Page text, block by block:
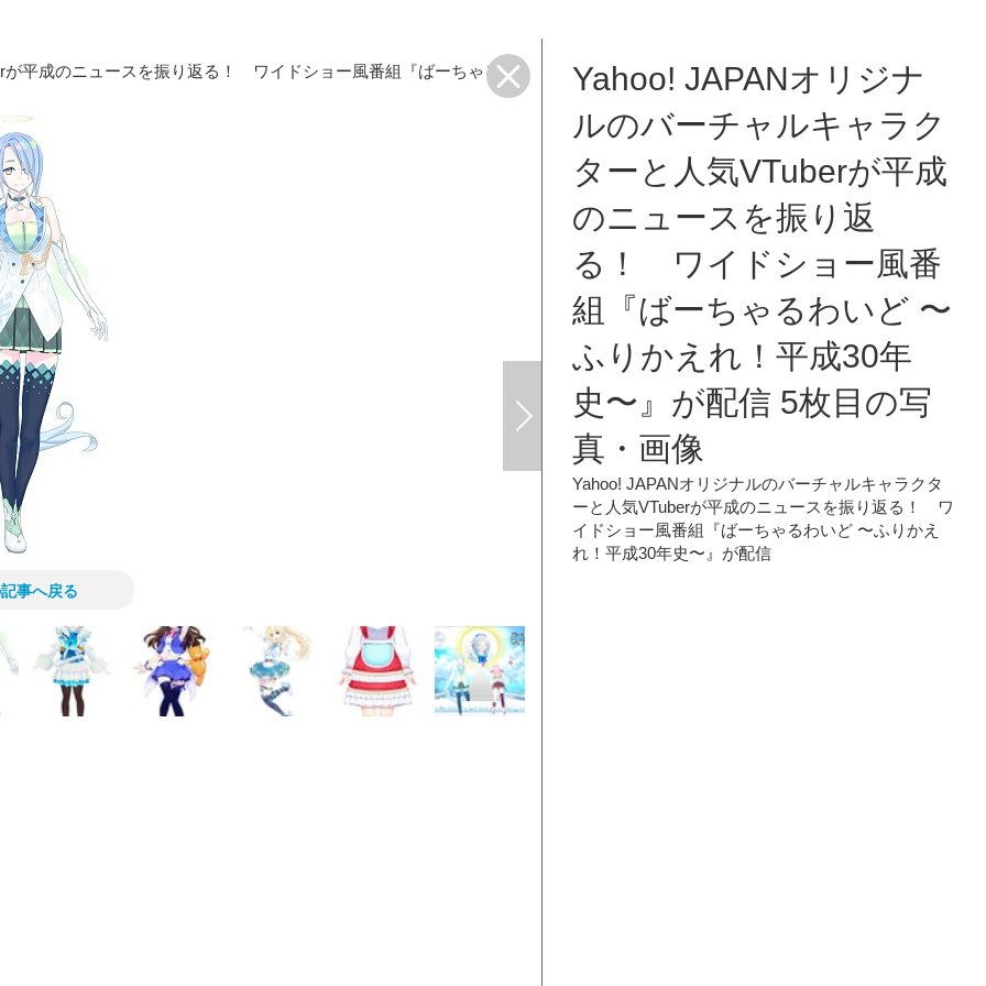
平成のニュースを振り返る！ ワイドショー風番組『ばーちゃるわ
事へ戻る
Yahoo! JAPANオリジナ
ルのバーチャルキャラク
ターと人気VTuberが平成
のニュースを振り返
る！ ワイドショー風番
組『ばーちゃるわいど 〜
ふりかえれ！平成30年
史〜』が配信 5枚目の写
真・画像
Yahoo! JAPANオリジナルのバーチャルキャラクタ
ーと人気VTuberが平成のニュースを振り返る！ ワ
イドショー風番組『ばーちゃるわいど 〜ふりかえ
れ！平成30年史〜』が配信